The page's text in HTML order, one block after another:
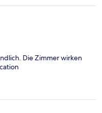
Die Zimmer wirken